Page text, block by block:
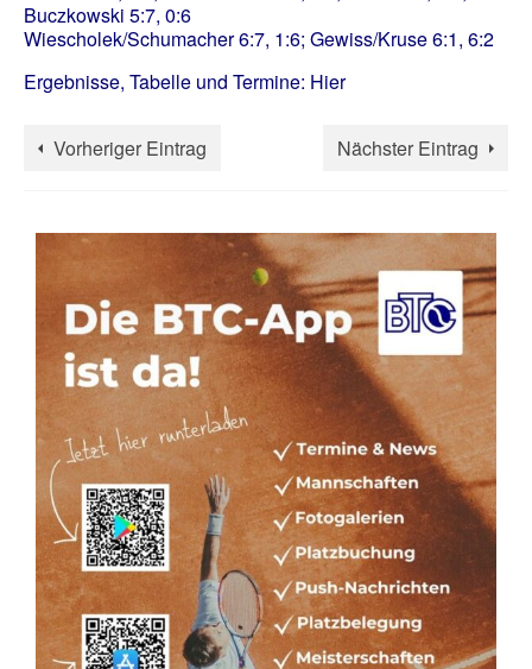
Buczkowski 5:7, 0:6
Wiescholek/Schumacher 6:7, 1:6; Gewiss/Kruse 6:1, 6:2
Ergebnisse, Tabelle und Termine: Hier
Vorheriger Eintrag Nächster Eintrag